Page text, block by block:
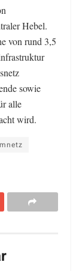
Hebel.
von rund 3,5
sowie
alle
wird.